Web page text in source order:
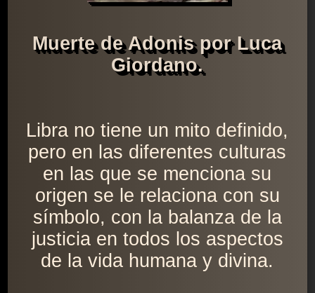
Muerte de Adonis por Luca
Giordano.
Libra no tiene un mito definido,
pero en las diferentes culturas
en las que se menciona su
origen se le relaciona con su
símbolo, con la balanza de la
justicia en todos los aspectos
de la vida humana y divina.